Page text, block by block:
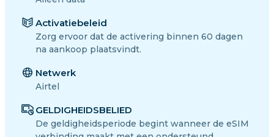
Activatiebeleid
Zorg ervoor dat de activering binnen 60 dagen
na aankoop plaatsvindt.
Netwerk
Airtel
GELDIGHEIDSBELIED
De geldigheidsperiode begint wanneer de eSIM